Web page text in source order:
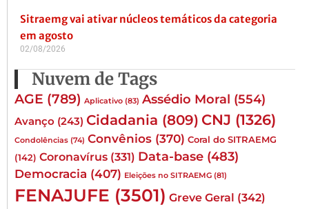
Sitraemg vai ativar núcleos temáticos da categoria
em agosto
02/08/2026
Nuvem de Tags
AGE (789) Aplicativo (83) Assédio Moral (554)
Avanço (243) Cidadania (809) CNJ (1326)
Condolências (74) Convênios (370) Coral do SITRAEMG
(142) Coronavírus (331) Data-base (483)
Democracia (407) Eleições no SITRAEMG (81)
FENAJUFE (3501) Greve Geral (342)